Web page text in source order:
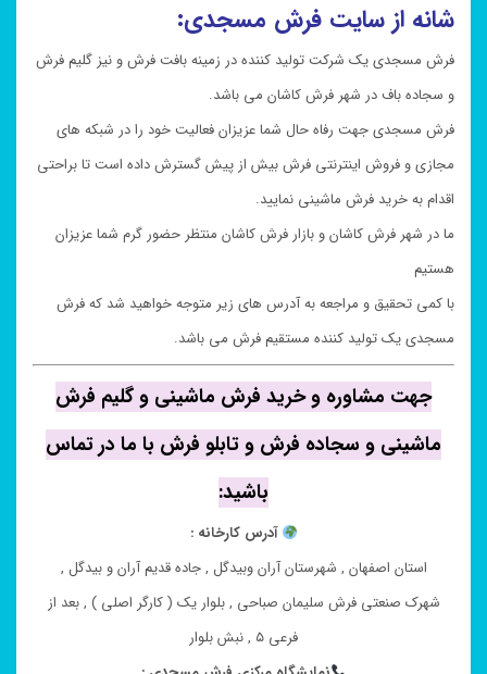
شانه از سایت فرش مسجدی:
فرش مسجدی یک شرکت تولید کننده در زمینه بافت فرش و نیز گلیم فرش
و سجاده باف در شهر فرش کاشان می باشد.
فرش مسجدی جهت رفاه حال شما عزیزان فعالیت خود را در شبکه های
مجازی و فروش اینترنتی فرش بیش از پیش گسترش داده است تا براحتی
اقدام به خرید فرش ماشینی نمایید.
ما در شهر فرش کاشان و بازار فرش کاشان منتظر حضور گرم شما عزیزان
هستیم
با کمی تحقیق و مراجعه به آدرس های زیر متوجه خواهید شد که فرش
مسجدی یک تولید کننده مستقیم فرش می باشد.
جهت مشاوره و خرید فرش ماشینی و گلیم فرش
ماشینی و سجاده فرش و تابلو فرش با ما در تماس
باشید:
آدرس کارخانه :
استان اصفهان , شهرستان آران وبیدگل , جاده قدیم آران و بیدگل ,
شهرک صنعتی فرش سلیمان صباحی , بلوار یک ( کارگر اصلی ) , بعد از
فرعی ۵ , نبش بلوار